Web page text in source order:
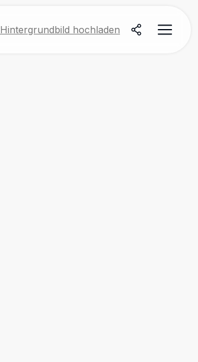
Hintergrundbild hochladen